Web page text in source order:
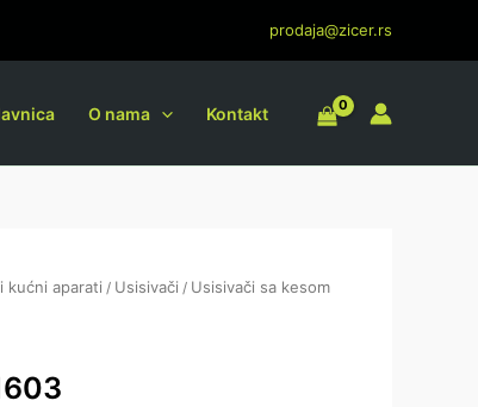
prodaja@zicer.rs
O nama Kontakt
kućni aparati / Usisivači / Usisivači sa kesom